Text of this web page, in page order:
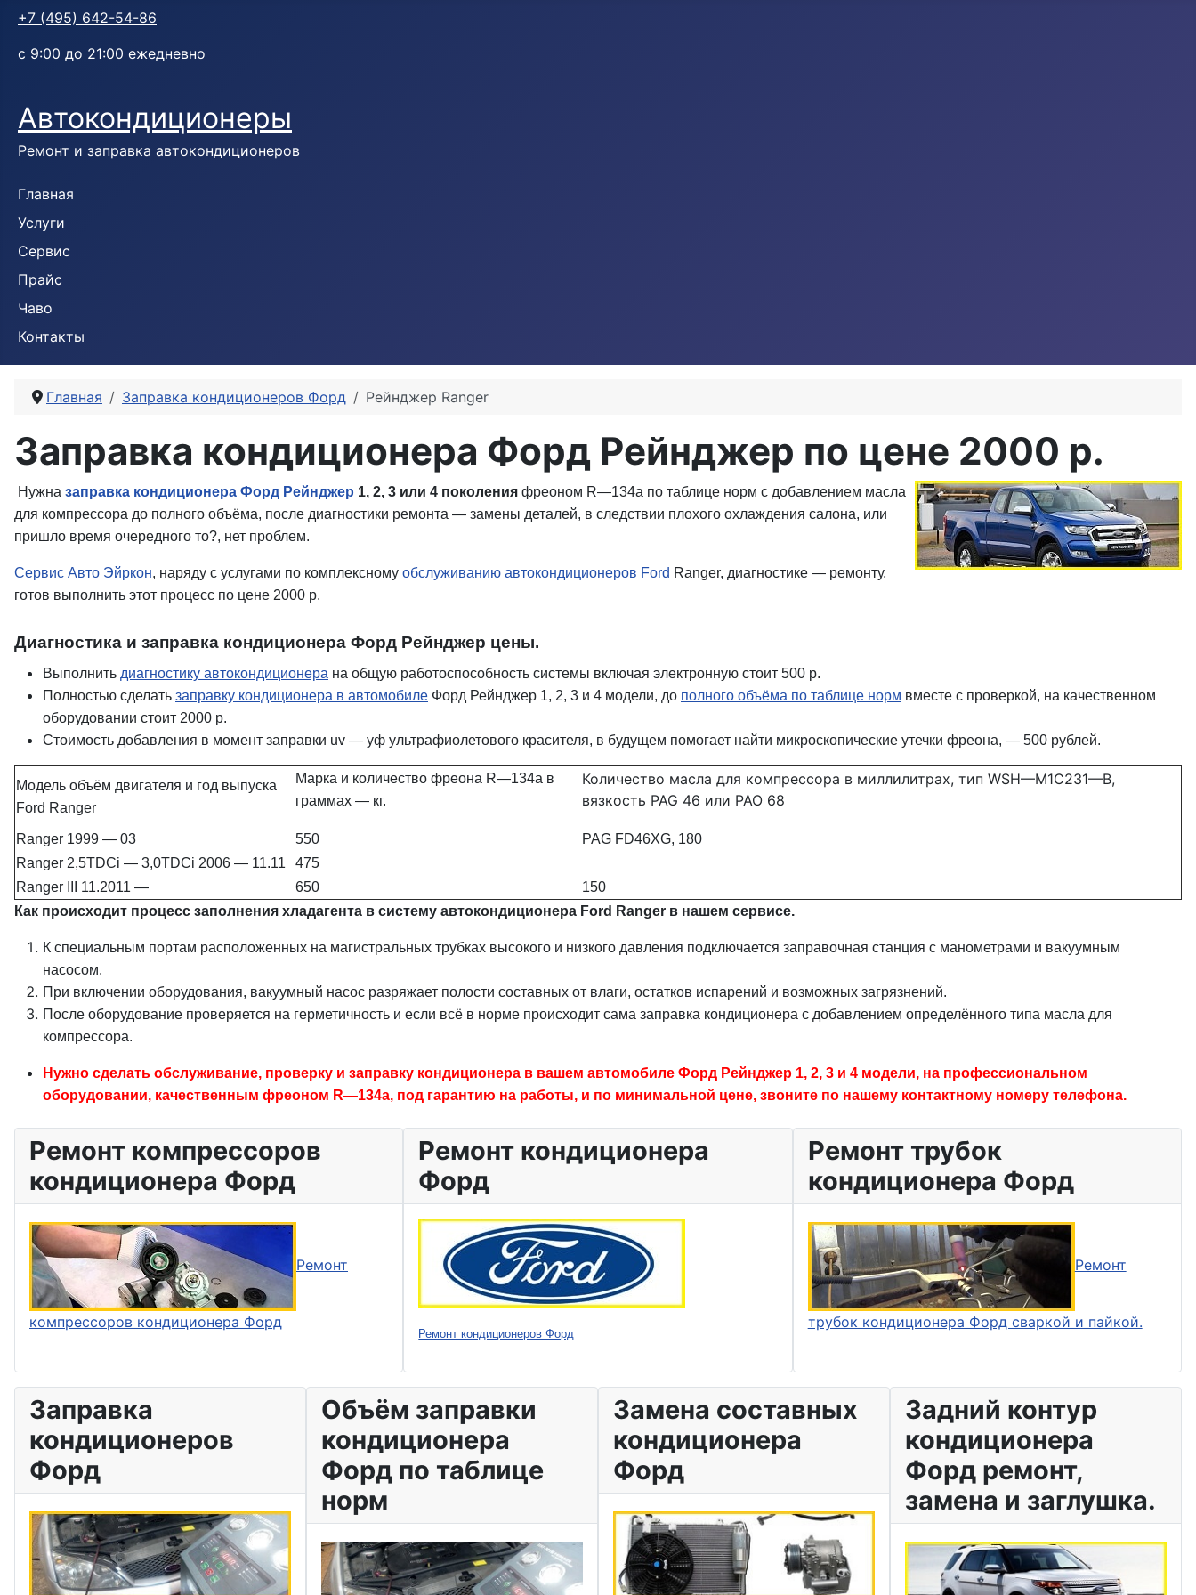
+7 (495) 642-54-86
с 9:00 до 21:00 ежедневно
Автокондиционеры
Ремонт и заправка автокондиционеров
Главная
Услуги
Сервис
Прайс
Чаво
Контакты
Главная Заправка кондиционеров Форд Рейнджер Ranger
Заправка кондиционера Форд Рейнджер по цене 2000 р.
Нужна заправка кондиционера Форд Рейнджер 1, 2, 3 или 4 поколения фреоном R—134a по таблице норм с добавлением масла
для компрессора до полного объёма, после диагностики ремонта — замены деталей, в следствии плохого охлаждения салона, или
пришло время очередного то?, нет проблем.
Сервис Авто Эйркон, наряду с услугами по комплексному обслуживанию автокондиционеров Ford Ranger, диагностике — ремонту,
готов выполнить этот процесс по цене 2000 р.
Диагностика и заправка кондиционера Форд Рейнджер цены.
Выполнить диагностику автокондиционера на общую работоспособность системы включая электронную стоит 500 р.
Полностью сделать заправку кондиционера в автомобиле Форд Рейнджер 1, 2, 3 и 4 модели, до полного объёма по таблице норм вместе с проверкой, на качественном
оборудовании стоит 2000 р.
Стоимость добавления в момент заправки uv — уф ультрафиолетового красителя, в будущем помогает найти микроскопические утечки фреона, — 500 рублей.
Модель объём двигателя и год выпуска
Ford Ranger
Марка и количество фреона R—134a в
граммах — кг.
Количество масла для компрессора в миллилитрах, тип WSH—M1C231—B,
вязкость PAG 46 или PAO 68
Ranger 1999 — 03 550
PAG FD46XG, 180
Ranger 2,5TDCi — 3,0TDCi 2006 — 11.11
475
Ranger III 11.2011 —
650
150
Как происходит процесс заполнения хладагента в систему автокондиционера Ford Ranger в нашем сервисе.
К специальным портам расположенных на магистральных трубках высокого и низкого давления подключается заправочная станция с манометрами и вакуумным
насосом.
При включении оборудования, вакуумный насос разряжает полости составных от влаги, остатков испарений и возможных загрязнений.
После оборудование проверяется на герметичность и если всё в норме происходит сама заправка кондиционера с добавлением определённого типа масла для
компрессора.
Нужно сделать обслуживание, проверку и заправку кондиционера в вашем автомобиле Форд Рейнджер 1, 2, 3 и 4 модели, на профессиональном
оборудовании, качественным фреоном R—134a, под гарантию на работы, и по минимальной цене, звоните по нашему контактному номеру телефона.
Ремонт компрессоров
кондиционера Форд
Ремонт
компрессоров кондиционера Форд
Ремонт кондиционера
Форд
Ремонт кондиционеров Форд
Ремонт трубок
кондиционера Форд
Ремонт
трубок кондиционера Форд сваркой и пайкой.
Заправка
кондиционеров
Форд
Объём заправки
кондиционера
Форд по таблице
норм
Замена составных
кондиционера
Форд
Задний контур
кондиционера
Форд ремонт,
замена и заглушка.